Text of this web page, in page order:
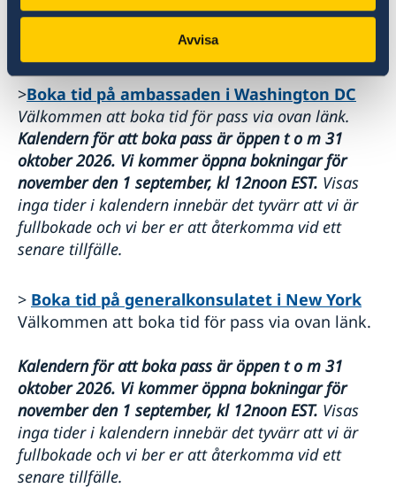
Avvisa
inte lämnas in under en tid bokad för att
>Boka tid på ambassaden i Washington DC
Välkommen att boka tid för pass via ovan länk.
Kalendern för att boka pass är öppen t o m 31
oktober 2026. Vi kommer öppna bokningar för
november den 1 september, kl 12noon EST. Visas
inga tider i kalendern innebär det tyvärr att vi är
fullbokade och vi ber er att återkomma vid ett
senare tillfälle.
> Boka tid på generalkonsulatet i New York
Välkommen att boka tid för pass via ovan länk.
Kalendern för att boka pass är öppen t o m 31
oktober 2026. Vi kommer öppna bokningar för
november den 1 september, kl 12noon EST. Visas
inga tider i kalendern innebär det tyvärr att vi är
fullbokade och vi ber er att återkomma vid ett
senare tillfälle.